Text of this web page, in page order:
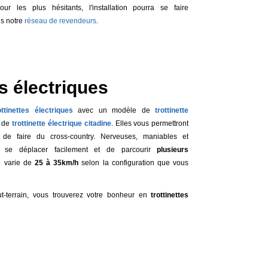
les plus hésitants, l'installation pourra se faire
notre réseau de revendeurs.
électriques
électriques avec un modèle detrottinette
trottinette électrique citadine. Elles vous permettront
faire du cross-country. Nerveuses, maniables et
se déplacer facilement et de parcourirplusieurs
varie de 25 à 35km/h selon la configuration que vous
terrain, vous trouverez votre bonheur entrottinettes